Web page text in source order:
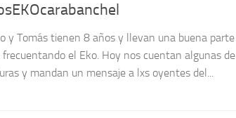
y Tomás tienen 8 años y llevan una buena parte
frecuentando el Eko. Hoy nos cuentan algunas de
y mandan un mensaje a lxs oyentes del...